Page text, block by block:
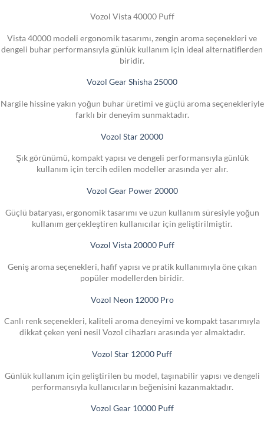
Vozol Vista 40000 Puff
Vista 40000 modeli ergonomik tasarımı, zengin aroma seçenekleri ve
dengeli buhar performansıyla günlük kullanım için ideal alternatiflerden
biridir.
Vozol Gear Shisha 25000
Nargile hissine yakın yoğun buhar üretimi ve güçlü aroma seçenekleriyle
farklı bir deneyim sunmaktadır.
Vozol Star 20000
Şık görünümü, kompakt yapısı ve dengeli performansıyla günlük
kullanım için tercih edilen modeller arasında yer alır.
Vozol Gear Power 20000
Güçlü bataryası, ergonomik tasarımı ve uzun kullanım süresiyle yoğun
kullanım gerçekleştiren kullanıcılar için geliştirilmiştir.
Vozol Vista 20000 Puff
Geniş aroma seçenekleri, hafif yapısı ve pratik kullanımıyla öne çıkan
popüler modellerden biridir.
Vozol Neon 12000 Pro
Canlı renk seçenekleri, kaliteli aroma deneyimi ve kompakt tasarımıyla
dikkat çeken yeni nesil Vozol cihazları arasında yer almaktadır.
Vozol Star 12000 Puff
Günlük kullanım için geliştirilen bu model, taşınabilir yapısı ve dengeli
performansıyla kullanıcıların beğenisini kazanmaktadır.
Vozol Gear 10000 Puff